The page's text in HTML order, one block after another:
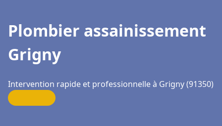
Plombier assainissement
Grigny
Intervention rapide et professionnelle à Grigny (91350)